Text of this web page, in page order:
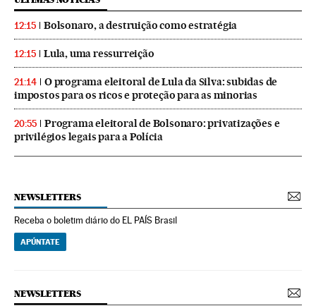
12:15 Bolsonaro, a destruição como estratégia
12:15 Lula, uma ressurreição
21:14
O programa eleitoral de Lula da Silva: subidas de
impostos para os ricos e proteção para as minorias
20:55
Programa eleitoral de Bolsonaro: privatizações e
privilégios legais para a Polícia
NEWSLETTERS
Receba o boletim diário do EL PAÍS Brasil
APÚNTATE
NEWSLETTERS